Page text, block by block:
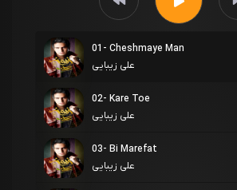
01- Cheshmaye Man
علی زیبایی
02- Kare Toe
علی زیبایی
03- Bi Marefat
علی زیبایی